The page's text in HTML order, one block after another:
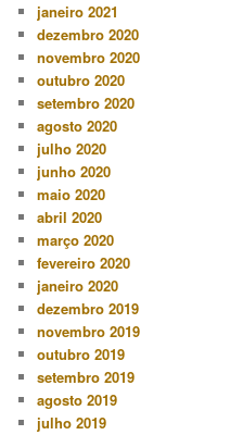
janeiro 2021
dezembro 2020
novembro 2020
outubro 2020
setembro 2020
agosto 2020
julho 2020
junho 2020
maio 2020
abril 2020
março 2020
fevereiro 2020
janeiro 2020
dezembro 2019
novembro 2019
outubro 2019
setembro 2019
agosto 2019
julho 2019